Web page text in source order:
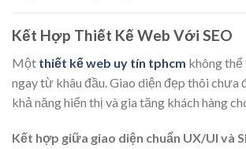
Kết Hợp Thiết Kế Web Với SEO
Một thiết kế web uy tín tphcm không thể
ngay từ khâu đầu. Giao diện đẹp thôi chưa
khả năng hiển thị và gia tăng khách hàng
Kết hợp giữa giao diện chuẩn UX/UI và